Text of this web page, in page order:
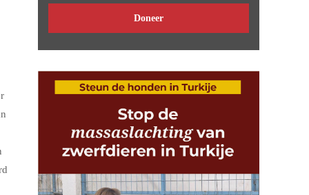
Doneer